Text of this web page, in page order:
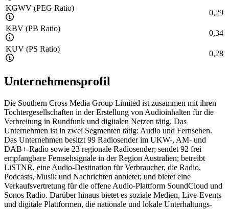
KGWV (PEG Ratio)
0,29
KBV (PB Ratio)
0,34
KUV (PS Ratio)
0,28
Unternehmensprofil
Die Southern Cross Media Group Limited ist zusammen mit ihren
Tochtergesellschaften in der Erstellung von Audioinhalten für die
Verbreitung in Rundfunk und digitalen Netzen tätig. Das
Unternehmen ist in zwei Segmenten tätig: Audio und Fernsehen.
Das Unternehmen besitzt 99 Radiosender im UKW-, AM- und
DAB+-Radio sowie 23 regionale Radiosender; sendet 92 frei
empfangbare Fernsehsignale in der Region Australien; betreibt
LiSTNR, eine Audio-Destination für Verbraucher, die Radio,
Podcasts, Musik und Nachrichten anbietet; und bietet eine
Verkaufsvertretung für die offene Audio-Plattform SoundCloud und
Sonos Radio. Darüber hinaus bietet es soziale Medien, Live-Events
und digitale Plattformen, die nationale und lokale Unterhaltungs-